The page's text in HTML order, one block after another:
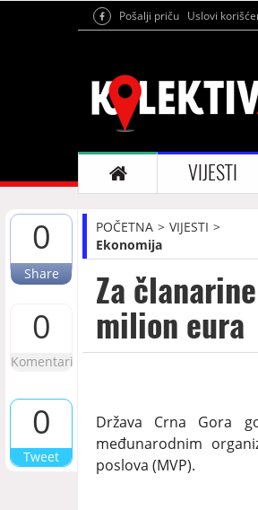
Pošalji priču Uslovi
VIJESTI
0
Share
0
Komentari
0
Tweet
POČETNA
VIJESTI
Ekonomija
Za
milion eura
Država Crna Gora
međunarodnim
poslova (MVP).